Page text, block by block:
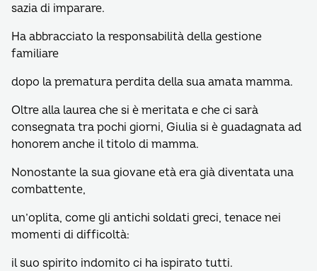
sazia di imparare.
Ha abbracciato la responsabilità della gestione
familiare
dopo la prematura perdita della sua amata mamma.
Oltre alla laurea che si è meritata e che ci sarà
consegnata tra pochi giorni, Giulia si è guadagnata ad
honorem anche il titolo di mamma.
Nonostante la sua giovane età era già diventata una
combattente,
un’oplita, come gli antichi soldati greci, tenace nei
momenti di difficoltà:
il suo spirito indomito ci ha ispirato tutti.